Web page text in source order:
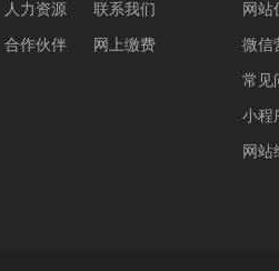
人力资源 联系我们
合作伙伴 网上缴费
网站
微信
常见
小程
网站